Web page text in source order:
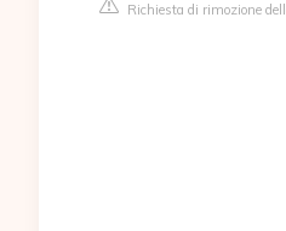
Richiesta di rimozione